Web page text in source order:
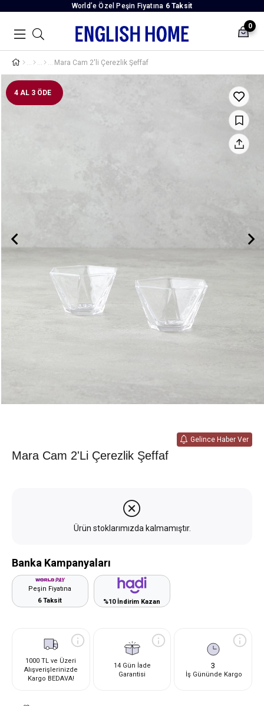
World’e Özel Peşin Fiyatına 6 Taksit
0
Mara Cam 2'li Çerezlik Şeffaf
4 AL 3 ÖDE
Gelince Haber Ver
Mara Cam 2'li Çerezlik Şeffaf
Ürün stoklarımızda kalmamıştır.
Banka Kampanyaları
Peşin Fiyatına
6 Taksit
%10 İndirim Kazan
1000 TL ve Üzeri
Alışverişlerinizde
Kargo BEDAVA!
14 Gün İade
Garantisi
3
İş Gününde Kargo